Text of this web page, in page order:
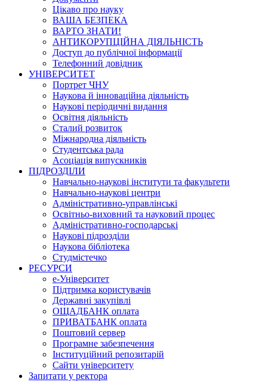
Цікаво про науку
ВАША БЕЗПЕКА
ВАРТО ЗНАТИ!
АНТИКОРУПЦІЙНА ДІЯЛЬНІСТЬ
Доступ до публічної інформації
Телефонний довідник
УНІВЕРСИТЕТ
Портрет ЧНУ
Наукова й інноваційна діяльність
Наукові періодичні видання
Освітня діяльність
Сталий розвиток
Міжнародна діяльність
Студентська рада
Асоціація випускників
ПІДРОЗДІЛИ
Навчально-наукові інститути та факультети
Навчально-наукові центри
Адміністративно-управлінські
Освітньо-виховний та науковий процес
Адміністративно-господарські
Наукові підрозділи
Наукова бібліотека
Студмістечко
РЕСУРСИ
е-Університет
Підтримка користувачів
Державні закупівлі
ОЩАДБАНК оплата
ПРИВАТБАНК оплата
Поштовий сервер
Програмне забезпечення
Інституційний репозитарій
Сайти університету
Запитати у ректора